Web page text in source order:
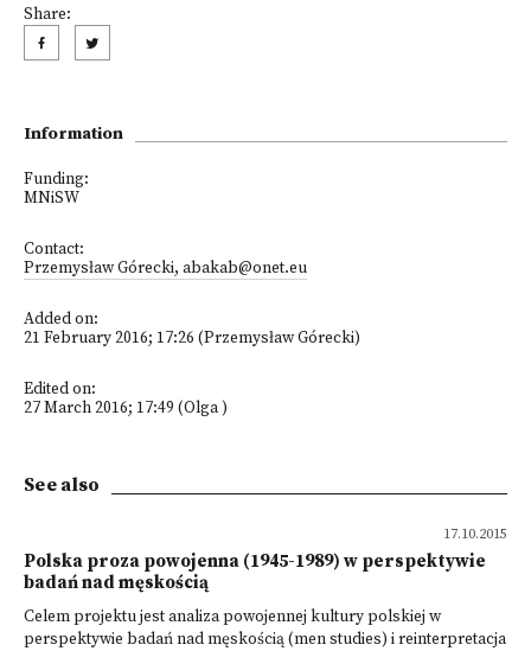
Share:
Information
Funding:
MNiSW
Contact:
Przemysław Górecki, abakab@onet.eu
Added on:
21 February 2016; 17:26 (Przemysław Górecki)
Edited on:
27 March 2016; 17:49 (Olga )
See also
17.10.2015
Polska proza powojenna (1945-1989) w perspektywie
badań nad męskością
Celem projektu jest analiza powojennej kultury polskiej w
perspektywie badań nad męskością (men studies) i reinterpretacja